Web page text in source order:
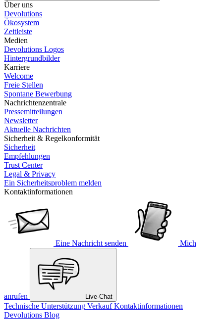
Über uns
Devolutions
Ökosystem
Zeitleiste
Medien
Devolutions Logos
Hintergrundbilder
Karriere
Welcome
Freie Stellen
Spontane Bewerbung
Nachrichtenzentrale
Pressemitteilungen
Newsletter
Aktuelle Nachrichten
Sicherheit & Regelkonformität
Sicherheit
Empfehlungen
Trust Center
Legal & Privacy
Ein Sicherheitsproblem melden
Kontaktinformationen
Eine Nachricht senden Mich
anrufen Live-Chat
Technische Unterstützung Verkauf Kontaktinformationen
Devolutions Blog